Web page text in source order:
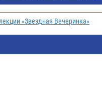
«Звездная Вечеринка»